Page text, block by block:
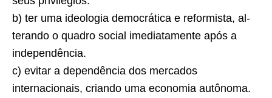
b) ter uma ideologia democrática e reformista, al­
terando o quadro social imediatamente após a
independência.
c) evitar a dependência dos mercados
internacionais, criando uma economia autônoma.